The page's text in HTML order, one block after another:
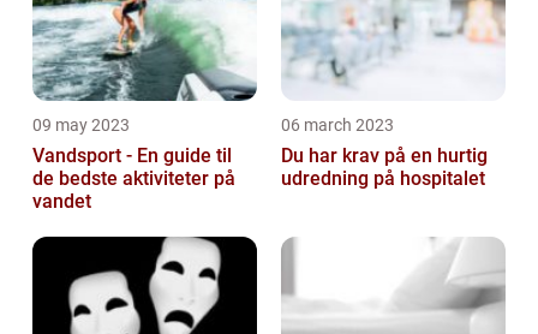
09 may 2023
Vandsport - En guide til
de bedste aktiviteter på
vandet
06 march 2023
Du har krav på en hurtig
udredning på hospitalet